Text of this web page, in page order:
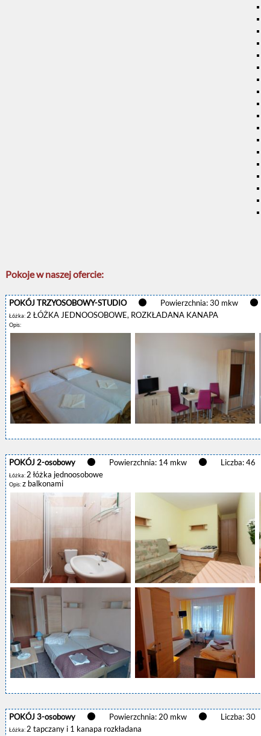
Pokoje w naszej ofercie:
POKÓJ TRZYOSOBOWY-STUDIO Powierzchnia: 30 mkw
Łóżka: 2 ŁÓŻKA JEDNOOSOBOWE, ROZKŁADANA KANAPA
Opis:
POKÓJ 2-osobowy Powierzchnia: 14 mkw Liczba: 46
Łóżka: 2 łóżka jednoosobowe
Opis:z balkonami
POKÓJ 3-osobowy Powierzchnia: 20 mkw Liczba: 30
Łóżka: 2 tapczany i 1 kanapa rozkładana